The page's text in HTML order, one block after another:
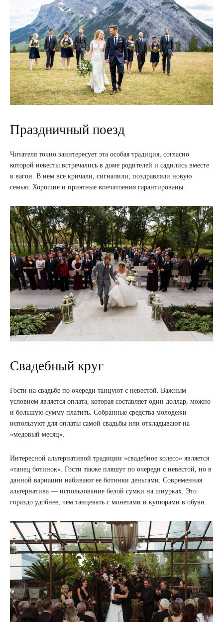
Праздничный поезд
Читателя точно заинтересует эта особая традиция, согласно
которой невесты встречались в доме родителей и садились вместе
в вагон. В нем все кричали, сигналили, поздравляли новую
семью. Хорошие и приятные впечатления гарантированы.
Свадебный круг
Гости на свадьбе по очереди танцуют с невестой. Важным
условием является оплата, которая составляет один доллар, можно
и большую сумму платить. Собранные средства молодежи
используют для оплаты самой свадьбы или откладывают на
«медовый месяц».
Интересной альтернативой традиции «свадебное колесо» является
«танец ботинок». Гости также пляшут по очереди с невестой, но в
данной вариации набивают ее ботинки деньгами. Современная
альтернатива — использование белой сумки на шнурках. Это
гораздо удобнее, чем танцевать с монетами и купюрами в обуви.